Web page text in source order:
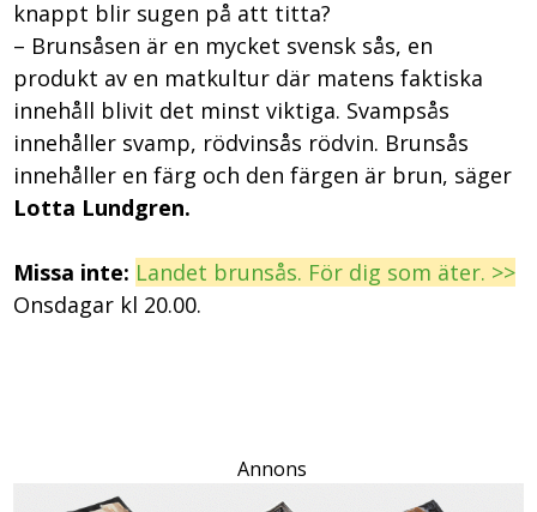
knappt blir sugen på att titta?
– Brunsåsen är en mycket svensk sås, en
produkt av en matkultur där matens faktiska
innehåll blivit det minst viktiga. Svampsås
innehåller svamp, rödvinsås rödvin. Brunsås
innehåller en färg och den färgen är brun, säger
Lotta Lundgren.
Missa inte: Landet brunsås. För dig som äter. >>
Onsdagar kl 20.00.
Annons